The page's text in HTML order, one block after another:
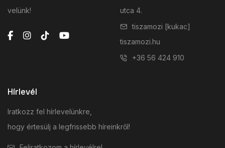
velünk!
utca 4.
tiszamozi [kukac]
tiszamozi.hu
+36 56 424 910
Hírlevél
Iratkozz fel hírlevelünkre,
hogy értesülj a legfrissebb híreinkről!